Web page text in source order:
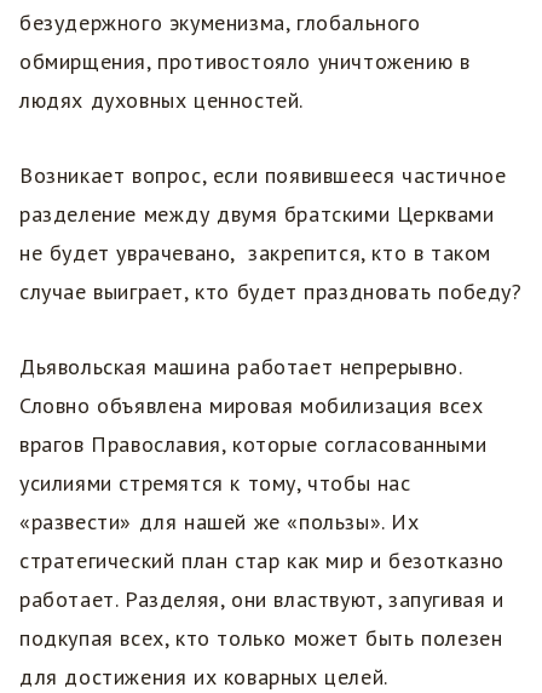
безудержного экуменизма, глобального
обмирщения, противостояло уничтожению в
людях духовных ценностей.
Возникает вопрос, если появившееся частичное
разделение между двумя братскими Церквами
не будет уврачевано, закрепится, кто в таком
случае выиграет, кто будет праздновать победу?
Дьявольская машина работает непрерывно.
Словно объявлена мировая мобилизация всех
врагов Православия, которые согласованными
усилиями стремятся к тому, чтобы нас
«развести» для нашей же «пользы». Их
стратегический план стар как мир и безотказно
работает. Разделяя, они властвуют, запугивая и
подкупая всех, кто только может быть полезен
для достижения их коварных целей.